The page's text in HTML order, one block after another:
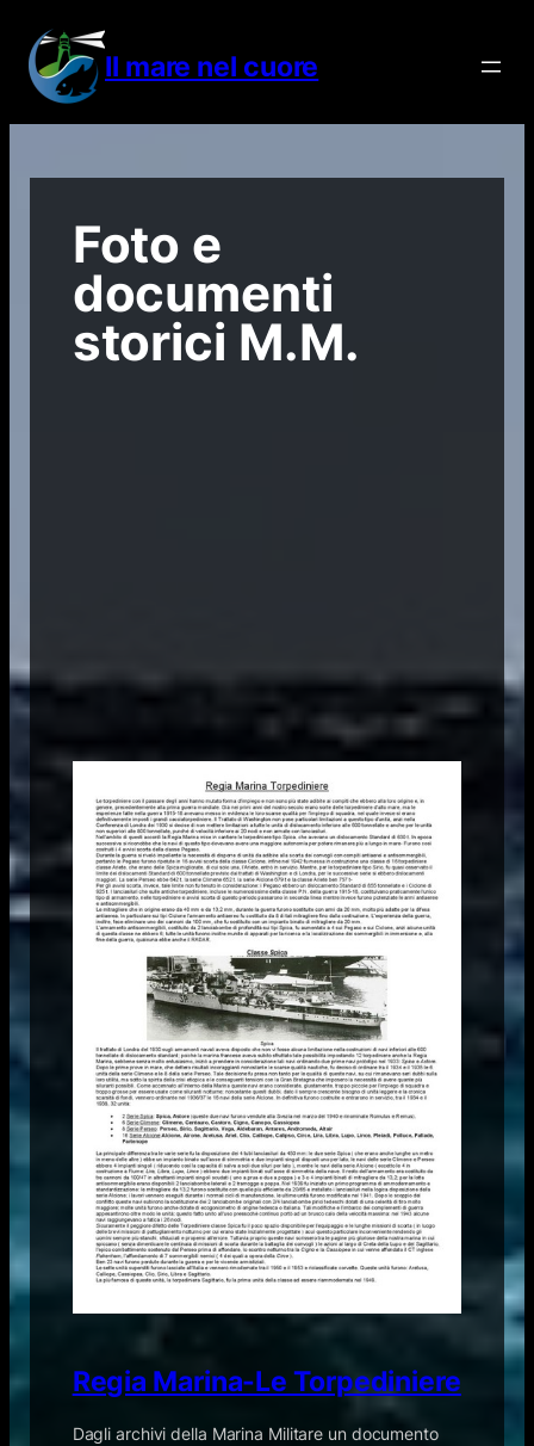
contenuto
Il mare nel cuore
Foto e
documenti
storici M.M.
Regia Marina-Le Torpediniere
Dagli archivi della Marina Militare un documento